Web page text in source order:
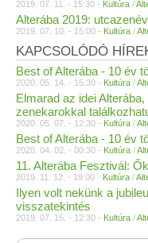
2019. 07. 11. - 15:30 - Kultúra /
Alterába 2019:
2019. 07. 10. - 15:00 - Kultúra /
KAPCSOLÓDÓ
Best of Alterába - 10 év
2020. 05. 14. - 15:30 - Kultúra /
Elmarad az idei
zenekarokkal
2020. 05. 07. - 12:30 - Kultúra /
Best of Alterába - 10 év
2020. 04. 02. - 00:30 - Kultúra /
11. Alterába Fesztivál:
2019. 11. 12. - 19:00 - Kultúra /
Ilyen volt nekünk a
visszatekintés
2019. 07. 15. - 12:30 - Kultúra /